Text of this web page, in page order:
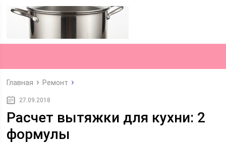
Главная Ремонт
27.09.2018
Расчет вытяжки для кухни: 2
формулы